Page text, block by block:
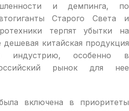
и демпинга, по
Старого Света и
терпят убытки на
китайская продукция
индустрию, особенно в
рынок для нее
включена в приоритеты